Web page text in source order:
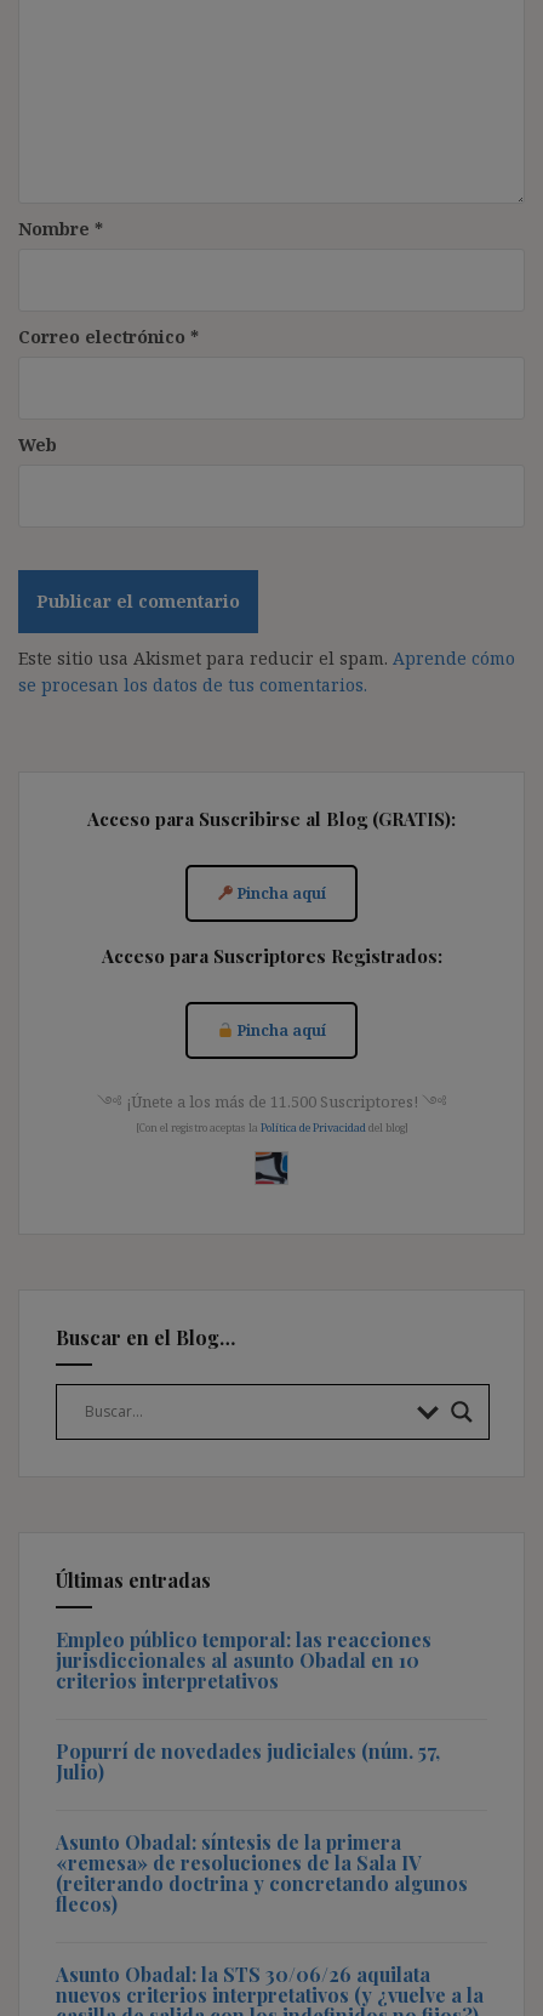
Nombre *
Correo electrónico *
Web
Este sitio usa Akismet para reducir el spam. Aprende cómo
se procesan los datos de tus comentarios.
Acceso para Suscribirse al Blog (GRATIS):
Pincha aquí
Acceso para Suscriptores Registrados:
Pincha aquí
༺ ¡Únete a los más de 11.500 Suscriptores! ༺
[Con el registro aceptas la Política de Privacidaddel blog]
Buscar en el Blog…
Últimas entradas
Empleo público temporal: las reacciones
jurisdiccionales al asunto Obadal en 10
criterios interpretativos
Popurrí de novedades judiciales (núm. 57,
Julio)
Asunto Obadal: síntesis de la primera
«remesa» de resoluciones de la Sala IV
(reiterando doctrina y concretando algunos
flecos)
Asunto Obadal: la STS 30/06/26 aquilata
nuevos criterios interpretativos (y ¿vuelve a la